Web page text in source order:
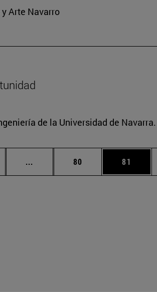
Arte Navarro
de la Universidad de
... Páginas intermedias Use TAB
Página
80 Página
81